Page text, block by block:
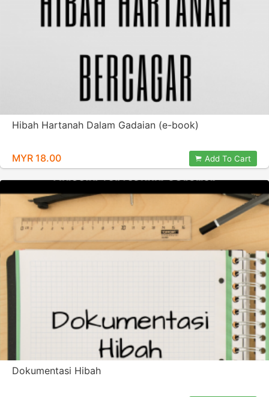
Hibah Hartanah Dalam Gadaian (e-book)
MYR 18.00 Add To Cart
Dokumentasi Hibah